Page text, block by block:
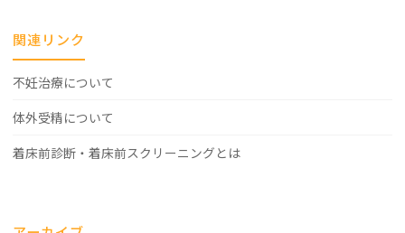
関連リンク
不妊治療について
体外受精について
着床前診断・着床前スクリーニングとは